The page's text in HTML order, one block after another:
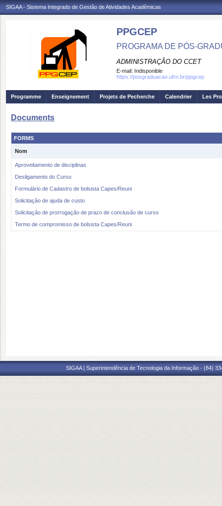
SIGAA - Sistema Integrado de Gestão de Atividades Acadêmicas
PPGCEP
PROGRAMA DE PÓS-
ADMINISTRAÇÃO DO CCET
E-mail: Indisponible
https://posgraduacao.ufrn.br/ppgcep
Programme Enseignement Projets de Pecherche Calendrier Les
Documents
FORMS
Nom
Aproveitamento de disciplinas
Desligamento do Curso
Formulário de Cadastro de bolsista Capes/Reuni
Solicitação de ajuda de custo
Solicitação de prorrogação de prazo de conclusão de curso
Termo de compromisso de bolsista Capes/Reuni
SIGAA | Superintendência de Tecnologia da Informação - (84)